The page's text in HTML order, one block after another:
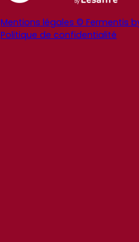
Mentions légales © Fermentis
Politique de confidentialité